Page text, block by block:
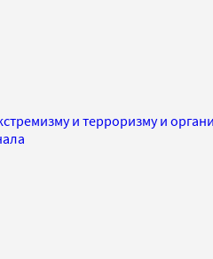
и терроризму и